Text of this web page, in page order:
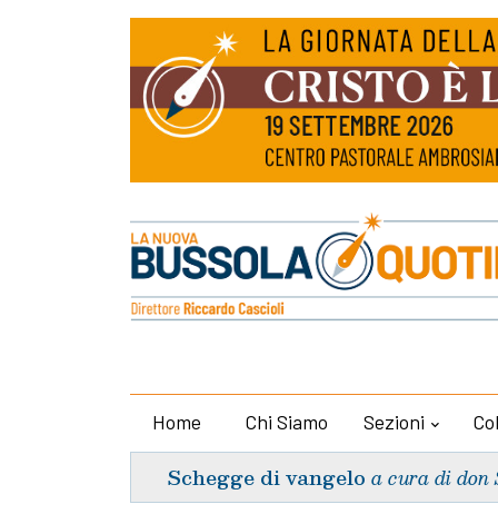
Home Chi Siamo Sezioni
Schegge di vangelo a cura di don